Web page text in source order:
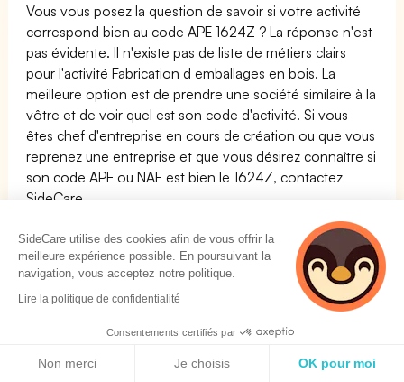
Vous vous posez la question de savoir si votre activité
correspond bien au code APE 1624Z ? La réponse n'est
pas évidente. Il n'existe pas de liste de métiers clairs
pour l'activité Fabrication d emballages en bois. La
meilleure option est de prendre une société similaire à la
vôtre et de voir quel est son code d'activité. Si vous
êtes chef d'entreprise en cours de création ou que vous
reprenez une entreprise et que vous désirez connaître si
son code APE ou NAF est bien le 1624Z, contactez
SideCare.
La liste des métiers possibles pour le code APE
1624Z :
Nom du métier
Famille
Graveur / Graveuse sur bois
ARTS ET
FACONNAGE
D''ART
SideCare utilise des cookies afin de vous offrir la
meilleure expérience possible. En poursuivant la
navigation, vous acceptez notre politique.
Lire la politique de confidentialité
Consentements certifiés par
Non merci Je choisis OK pour moi